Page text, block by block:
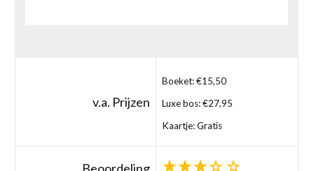
v.a. Prijzen
Boeket: €15,50
Luxe bos: €27,95
Kaartje: Gratis